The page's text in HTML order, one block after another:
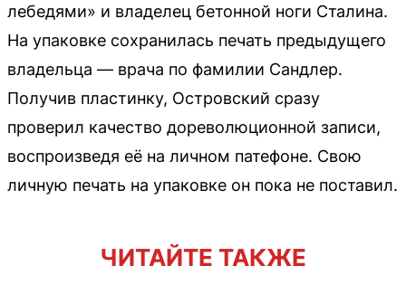
лебедями» и владелец бетонной ноги Сталина.
На упаковке сохранилась печать предыдущего
владельца — врача по фамилии Сандлер.
Получив пластинку, Островский сразу
проверил качество дореволюционной записи,
воспроизведя её на личном патефоне. Свою
личную печать на упаковке он пока не поставил.
ЧИТАЙТЕ ТАКЖЕ